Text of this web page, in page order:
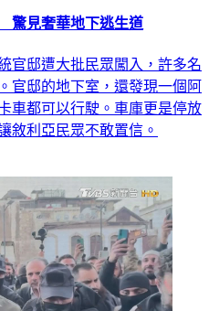
驚見奢華地下逃生道
官邸遭大批民眾闖入，許多名
官邸的地下室，還發現一個阿
車都可以行駛。車庫更是停放
敘利亞民眾不敢置信。